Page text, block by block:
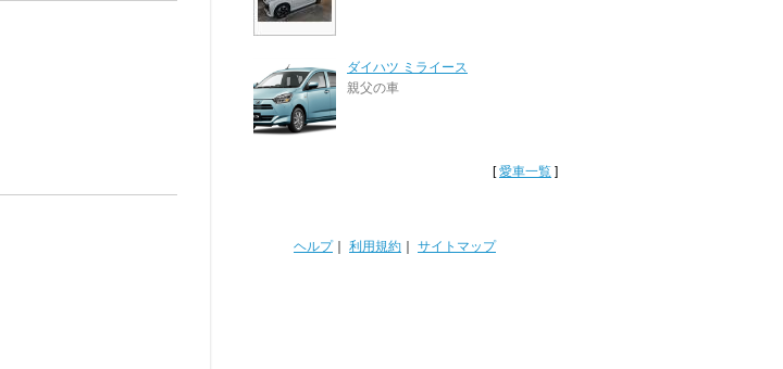
ダイハツ ミライース
親父の車
[愛車一覧 ]
ヘルプ｜ 利用規約 サイトマップ